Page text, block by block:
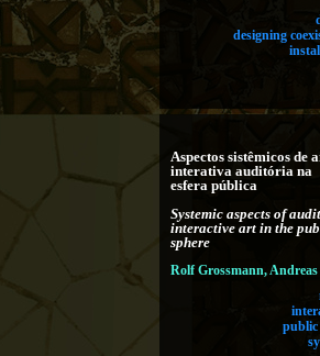
designing
Aspectos sistêmicos de
interativa auditória na
esfera pública
Systemic aspects of
interactive art in the
sphere
Rolf Grossmann,
public